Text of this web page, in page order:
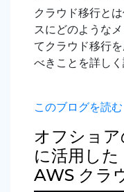
クラウド移行と
スにどのような
てクラウド移行
べきことを詳しく
このブログを読む
オフショ
に活用した
AWS クラ